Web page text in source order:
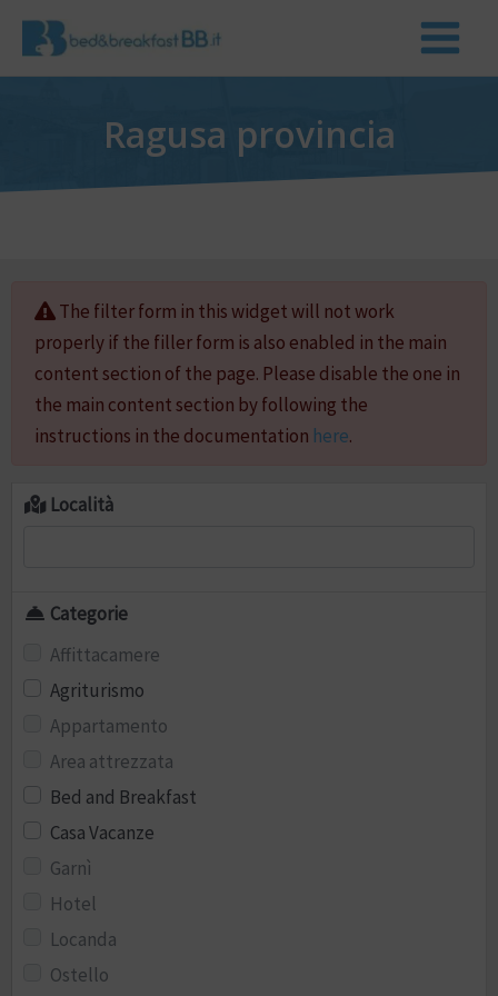
Ragusa provincia
The filter form in this widget will not work
properly if the filler form is also enabled in the main
content section of the page. Please disable the one in
the main content section by following the
instructions in the documentation here.
Località
Categorie
Affittacamere
Agriturismo
Appartamento
Area attrezzata
Bed and Breakfast
Casa Vacanze
Garnì
Hotel
Locanda
Ostello